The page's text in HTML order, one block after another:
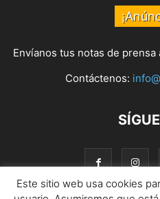
Envíanos tus notas de prensa
Contáctenos:
Este sitio web usa cookies